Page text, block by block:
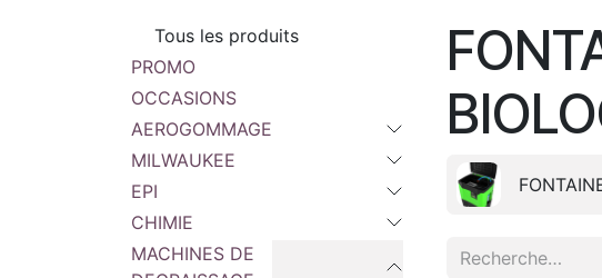
Tous les produits
PROMO
OCCASIONS
AEROGOMMAGE
MILWAUKEE
EPI
CHIMIE
MACHINES DE